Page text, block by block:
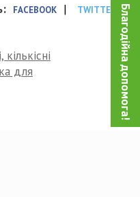
Благодійна допомога!
FACEBOOK | TWITTER
для